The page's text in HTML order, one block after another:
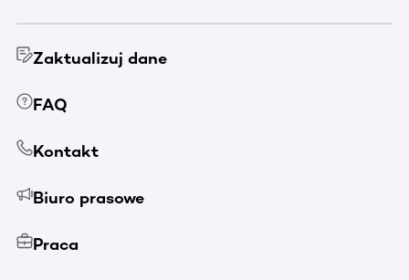
Zaktualizuj dane
FAQ
Kontakt
Biuro prasowe
Praca